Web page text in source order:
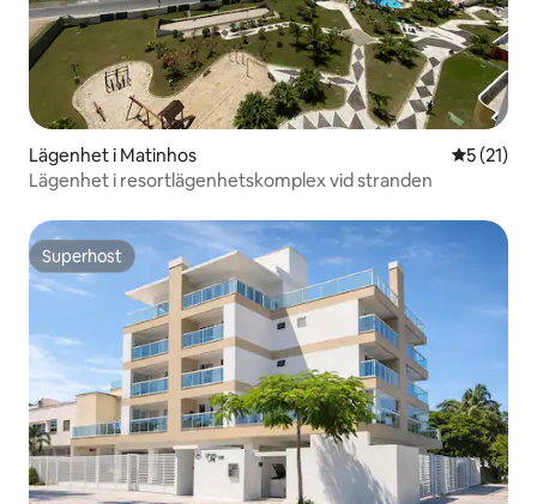
Lägenhet i Matinhos 5 av 5 i
5 (21)
Lägenhet i resortlägenhetskomplex vid stranden
Superhost
Superhost